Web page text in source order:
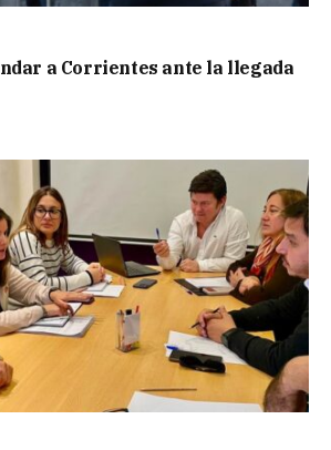
a Corrientes ante la llegada